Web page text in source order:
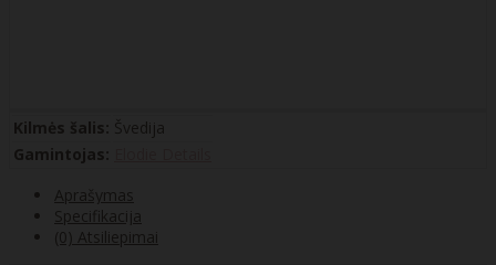
Kilmės šalis: Švedija
Gamintojas:
Aprašymas
Specifikacija
(0) Atsiliepimai